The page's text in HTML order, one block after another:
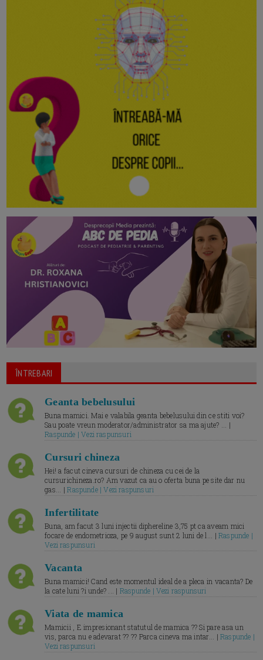
ÎNTREBARI
Geanta bebelusului
Buna mamici. Mai e valabila geanta bebelusului din ce stiti voi?
Sau poate vreun moderator/administrator sa ma ajute? ... |
Raspunde | Vezi raspunsuri
Cursuri chineza
Hei! a facut cineva cursuri de chineza cu cei de la
cursurichineza.ro? Am vazut ca au o oferta buna pe site dar nu
gas... |Raspunde | Vezi raspunsuri
Infertilitate
Buna, am facut 3 luni injectii diphereline 3,75 pt ca aveam mici
focare de endometrioza, pe 9 august sunt 2 luni de l... |Raspunde |
Vezi raspunsuri
Vacanta
Buna mamici! Cand este momentul ideal de a pleca in vacanta? De
la cate luni ?i unde? ... | Raspunde | Vezi raspunsuri
Viata de mamica
Mamicii , E impresionant statutul de mamica ?? Si pare asa un
vis, parca nu e adevarat ?? ?? Parca cineva ma intar... |Raspunde |
Vezi raspunsuri